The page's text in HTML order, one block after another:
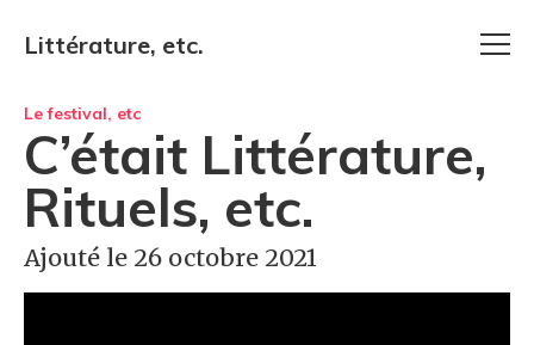
Littérature, etc.
Le festival, etc
C’était Littérature,
Rituels, etc.
Ajouté le 26 octobre 2021